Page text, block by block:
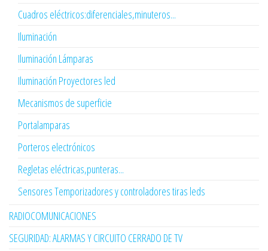
Cuadros eléctricos:diferenciales,minuteros...
Iluminación
Iluminación Lámparas
Iluminación Proyectores led
Mecanismos de superficie
Portalamparas
Porteros electrónicos
Regletas eléctricas,punteras...
Sensores Temporizadores y controladores tiras leds
RADIOCOMUNICACIONES
SEGURIDAD: ALARMAS Y CIRCUITO CERRADO DE TV